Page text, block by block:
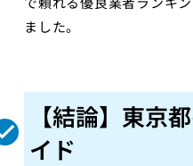
ました。
【結論】東京
イド